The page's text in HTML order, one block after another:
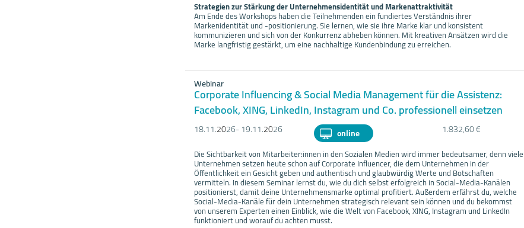
Strategien zur Stärkung der Unternehmensidentität und Markenattraktivität
Am Ende des Workshops haben die Teilnehmenden ein fundiertes Verständnis ihrer
Markenidentität und -positionierung. Sie lernen, wie sie ihre Marke klar und konsistent
kommunizieren und sich von der Konkurrenz abheben können. Mit kreativen Ansätzen wird die
Marke langfristig gestärkt, um eine nachhaltige Kundenbindung zu erreichen.
Webinar
Corporate Influencing & Social Media Management für die Assistenz:
Facebook, XING, LinkedIn, Instagram und Co. professionell einsetzen
18.11.2026- 19.11.2026 online 1.832,60 €
Die Sichtbarkeit von Mitarbeiter:innen in den Sozialen Medien wird immer bedeutsamer, denn viele
Unternehmen setzen heute schon auf Corporate Influencer, die dem Unternehmen in der
Öffentlichkeit ein Gesicht geben und authentisch und glaubwürdig Werte und Botschaften
vermitteln. In diesem Seminar lernst du, wie du dich selbst erfolgreich in Social-Media-Kanälen
positionierst, damit deine Unternehmensmarke optimal profitiert. Außerdem erfährst du, welche
Social-Media-Kanäle für dein Unternehmen strategisch relevant sein können und du bekommst
von unserem Experten einen Einblick, wie die Welt von Facebook, XING, Instagram und LinkedIn
funktioniert und worauf du achten musst.